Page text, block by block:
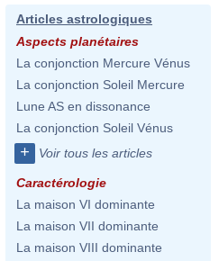
Articles astrologiques
Aspects planétaires
La conjonction Mercure Vénus
La conjonction Soleil Mercure
Lune AS en dissonance
La conjonction Soleil Vénus
+ Voir tous les articles
Caractérologie
La maison VI dominante
La maison VII dominante
La maison VIII dominante